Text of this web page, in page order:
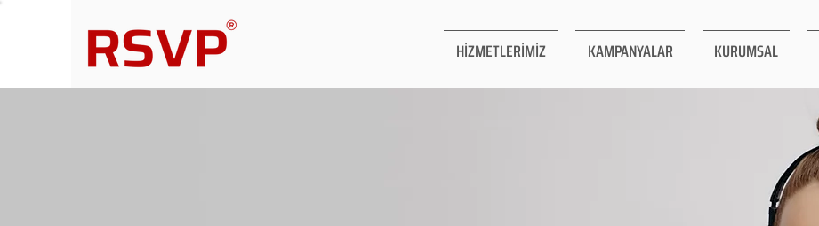
HİZMETLERİMİZ KAMPANYALAR KURUMSAL